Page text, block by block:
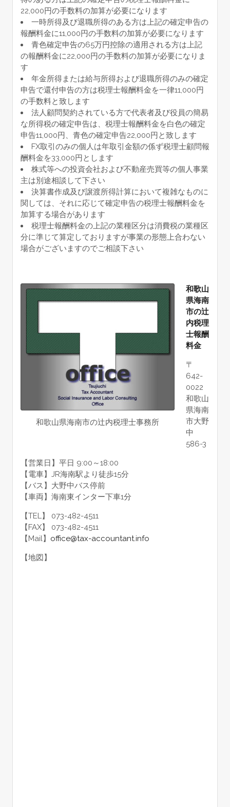
22,000円の手数料の加算が必要になります
一時所得及び退職所得のある方は上記の確定申告の
報酬料金に11,000円の手数料の加算が必要になります
青色確定申告の65万円控除の適用される方は上記
の報酬料金に22,000円の手数料の加算が必要になりま
す
年金所得または給与所得および退職所得のみの確定
申告で還付申告の方は税理士報酬料金を一律11,000円
の手数料と致します
法人顧問契約されている方で代表者及び役員の簡易
な所得税の確定申告は、税理士報酬料金を白色の確定
申告11,000円、青色の確定申告22,000円と致します
FX取引のみの個人は年取引金額の係ず税理士顧問報
酬料金を33,000円とします
株式等への投資会社および不動産売買等の個人事業
主は別途相談して下さい
決算書作成及び譲渡所得計算において複雑なものに
関しては、それに応じて確定申告の税理士報酬料金を
加算する場合があります
税理士報酬料金の上記の業種区分は消費税の業種区
分に準じて算定しておりますが事業の形態上合わない
場合がございますのでご相談下さい
和歌山県海南市の辻内税理士事務所
和歌山
県海南
市の辻
内税理
士報酬
料金
〒
642-
0022
和歌山
県海南
市大野
中
586-3
【営業日】平日 9:00～18:00
【電車】JR海南駅より徒歩15分
【バス】大野中バス停前
【車両】海南東インター下車1分
【TEL】 073-482-4511
【FAX】 073-482-4511
【Mail】 office@tax-accountant.info
【地図】